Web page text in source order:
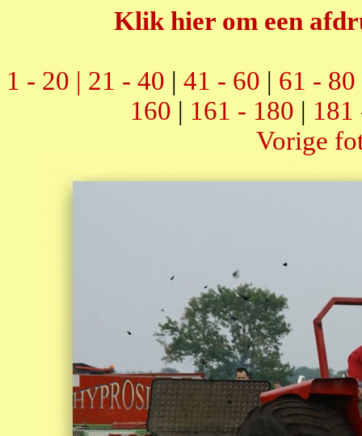
Klik hier om een
1 - 20 | 21 - 40 | 41 - 60 | 61 - 80
160 | 161 - 180 | 181
Vorige